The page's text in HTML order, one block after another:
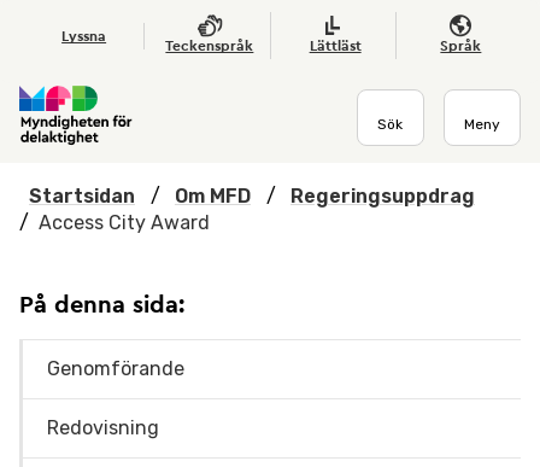
Hoppa till huvudmenyn
Lyssna
Teckenspråk Lättläst Språk
Sök Meny
Startsidan / Om MFD /
Regeringsuppdrag
/ Access City Award
På denna sida:
Genomförande
Redovisning